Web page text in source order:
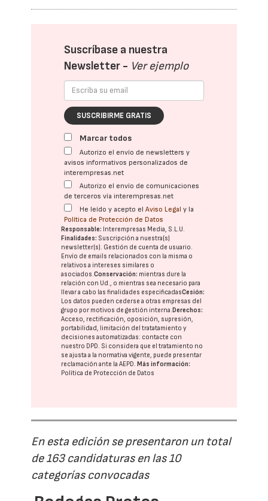
Suscríbase a nuestra
Newsletter - Ver ejemplo
SUSCRIBIRME GRATIS
Marcar todos
Autorizo el envío de newsletters y
avisos informativos personalizados de
interempresas.net
Autorizo el envío de comunicaciones
de terceros vía interempresas.net
He leído y acepto elAviso Legal y la
Política de Protección de Datos
Responsable: Interempresas Media, S.L.U.
Finalidades: Suscripción a nuestra(s)
newsletter(s). Gestión de cuenta de usuario.
Envío de emails relacionados con la misma o
relativos a intereses similares o
asociados.Conservación: mientras dure la
relación con Ud., o mientras sea necesario para
llevar a cabo las finalidades especificadasCesión:
Los datos pueden cederse a otras empresas del
grupo por motivos de gestión interna.Derechos:
Acceso, rectificación, oposición, supresión,
portabilidad, limitación del tratatamiento y
decisiones automatizadas: contacte con
nuestro DPD. Si considera que el tratamiento no
se ajusta a la normativa vigente, puede presentar
reclamación ante laAEPD.Más información:
Política de Protección de Datos
En esta edición se presentaron un total
de 163 candidaturas en las 10
categorías convocadas